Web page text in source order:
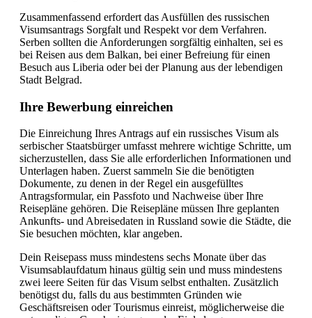
Zusammenfassend erfordert das Ausfüllen des russischen
Visumsantrags Sorgfalt und Respekt vor dem Verfahren.
Serben sollten die Anforderungen sorgfältig einhalten, sei es
bei Reisen aus dem Balkan, bei einer Befreiung für einen
Besuch aus Liberia oder bei der Planung aus der lebendigen
Stadt Belgrad.
Ihre Bewerbung einreichen
Die Einreichung Ihres Antrags auf ein russisches Visum als
serbischer Staatsbürger umfasst mehrere wichtige Schritte, um
sicherzustellen, dass Sie alle erforderlichen Informationen und
Unterlagen haben. Zuerst sammeln Sie die benötigten
Dokumente, zu denen in der Regel ein ausgefülltes
Antragsformular, ein Passfoto und Nachweise über Ihre
Reisepläne gehören. Die Reisepläne müssen Ihre geplanten
Ankunfts- und Abreisedaten in Russland sowie die Städte, die
Sie besuchen möchten, klar angeben.
Dein Reisepass muss mindestens sechs Monate über das
Visumsablaufdatum hinaus gültig sein und muss mindestens
zwei leere Seiten für das Visum selbst enthalten. Zusätzlich
benötigst du, falls du aus bestimmten Gründen wie
Geschäftsreisen oder Tourismus einreist, möglicherweise die